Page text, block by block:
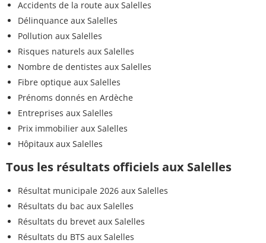
Accidents de la route aux Salelles
Délinquance aux Salelles
Pollution aux Salelles
Risques naturels aux Salelles
Nombre de dentistes aux Salelles
Fibre optique aux Salelles
Prénoms donnés en Ardèche
Entreprises aux Salelles
Prix immobilier aux Salelles
Hôpitaux aux Salelles
Tous les résultats officiels aux Salelles
Résultat municipale 2026 aux Salelles
Résultats du bac aux Salelles
Résultats du brevet aux Salelles
Résultats du BTS aux Salelles